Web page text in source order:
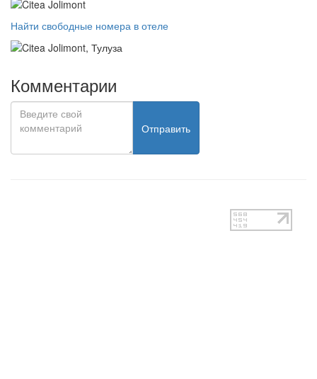
Найти свободные номера в отеле
Комментарии
Отправить